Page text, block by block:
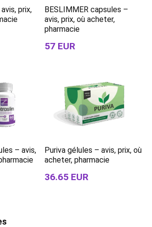
prix,
BESLIMMER capsules –
avis, prix, où acheter,
pharmacie
57 EUR
– avis,
Puriva gélules – avis, prix, où
acheter, pharmacie
36.65 EUR